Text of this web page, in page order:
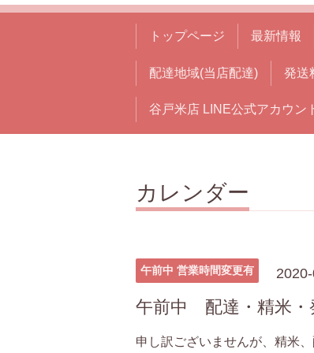
トップページ 最新情報
配達地域(当店配達) 発送
谷戸米店 LINE公式アカウン
カレンダー
午前中 営業時間変更有
午前中 配達・精米・
申し訳ございませんが、精米